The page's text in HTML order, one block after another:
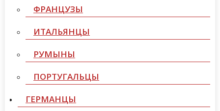
ФРАНЦУЗЫ
ИТАЛЬЯНЦЫ
РУМЫНЫ
ПОРТУГАЛЬЦЫ
ГЕРМАНЦЫ